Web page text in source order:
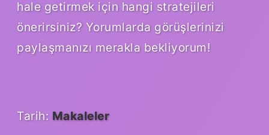
hale getirmek için hangi stratejileri
önerirsiniz? Yorumlarda görüşlerinizi
paylaşmanızı merakla bekliyorum!
Tarih: Makaleler